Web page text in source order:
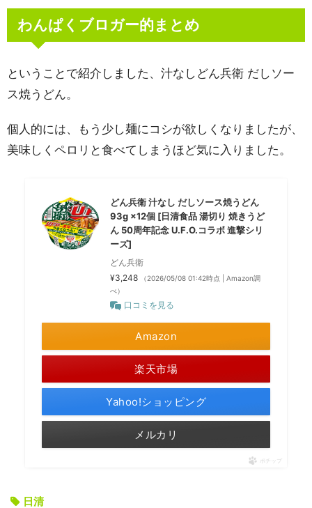
わんぱくブロガー的まとめ
ということで紹介しました、汁なしどん兵衛 だしソー
ス焼うどん。
個人的には、もう少し麺にコシが欲しくなりましたが、
美味しくペロリと食べてしまうほど気に入りました。
どん兵衛 汁なし だしソース焼うどん
93g ×12個 [日清食品 湯切り 焼きうど
ん 50周年記念 U.F.O.コラボ 進撃シリ
ーズ]
どん兵衛
¥3,248
（2026/05/08 01:42時点 | Amazon調
べ）
口コミを見る
Amazon
楽天市場
Yahoo!ショッピング
メルカリ
ポチップ
日清